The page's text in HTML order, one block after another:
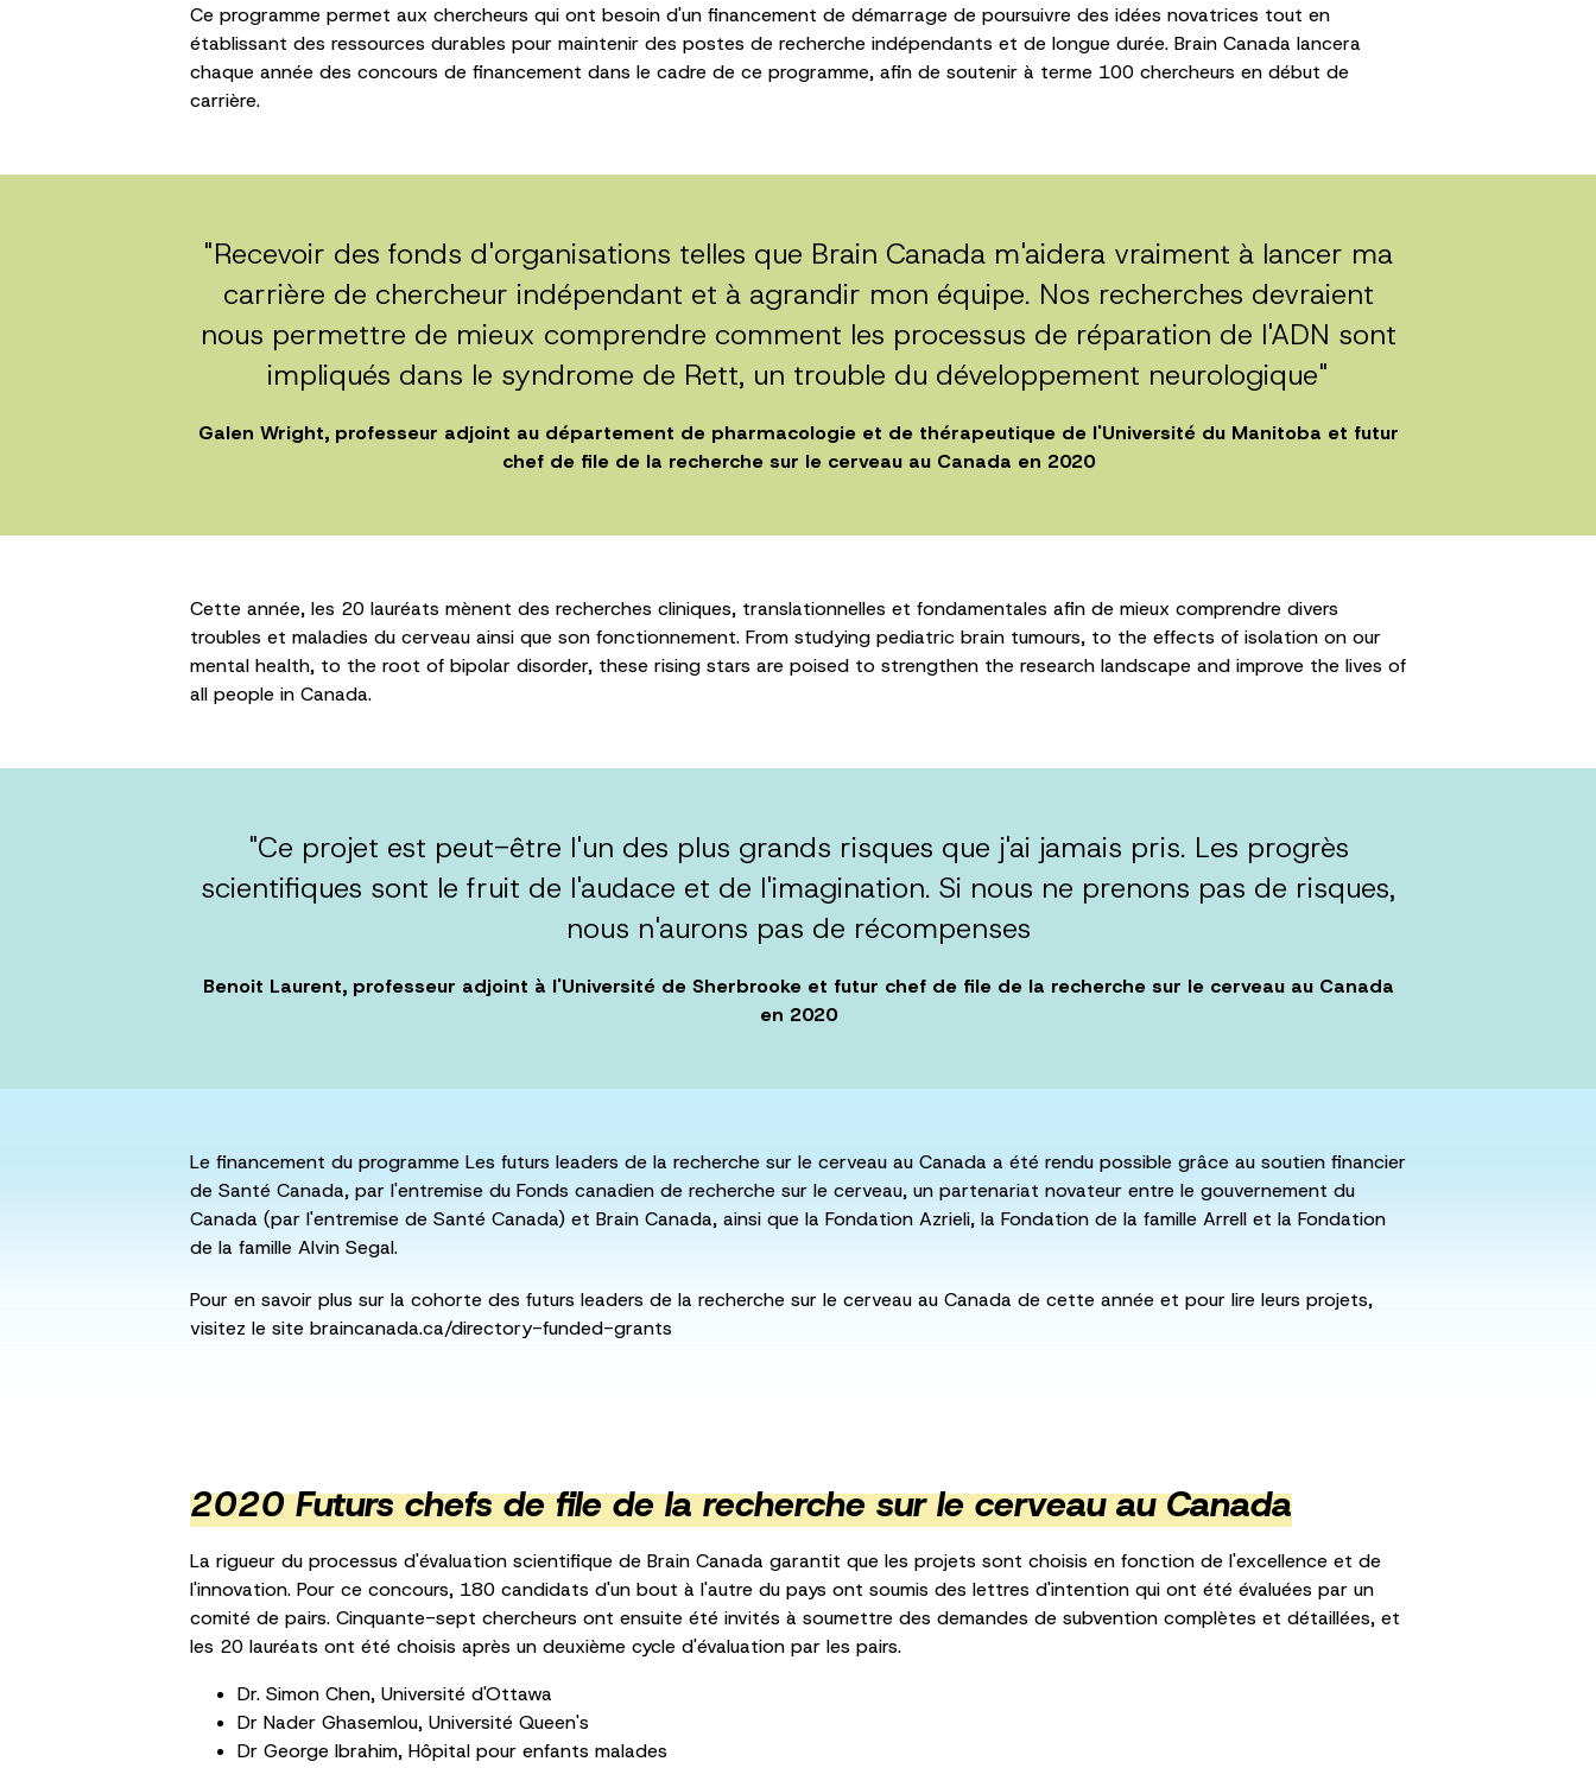
Ce programme permet aux chercheurs qui ont besoin d'un financement de démarrage de poursuivre des idées novatrices tout en
établissant des ressources durables pour maintenir des postes de recherche indépendants et de longue durée. Brain Canada lancera
chaque année des concours de financement dans le cadre de ce programme, afin de soutenir à terme 100 chercheurs en début de
carrière.
"Recevoir des fonds d'organisations telles que Brain Canada m'aidera vraiment à lancer ma
carrière de chercheur indépendant et à agrandir mon équipe. Nos recherches devraient
nous permettre de mieux comprendre comment les processus de réparation de l'ADN sont
impliqués dans le syndrome de Rett, un trouble du développement neurologique"
Galen Wright, professeur adjoint au département de pharmacologie et de thérapeutique de l'Université du Manitoba et futur
chef de file de la recherche sur le cerveau au Canada en 2020
Cette année, les 20 lauréats mènent des recherches cliniques, translationnelles et fondamentales afin de mieux comprendre divers
troubles et maladies du cerveau ainsi que son fonctionnement. From studying pediatric brain tumours, to the effects of isolation on our
mental health, to the root of bipolar disorder, these rising stars are poised to strengthen the research landscape and improve the lives of
all people in Canada.
"Ce projet est peut-être l'un des plus grands risques que j'ai jamais pris. Les progrès
scientifiques sont le fruit de l'audace et de l'imagination. Si nous ne prenons pas de risques,
nous n'aurons pas de récompenses
Benoit Laurent, professeur adjoint à l'Université de Sherbrooke et futur chef de file de la recherche sur le cerveau au Canada
en 2020
Le financement du programme Les futurs leaders de la recherche sur le cerveau au Canada a été rendu possible grâce au soutien financier
de Santé Canada, par l'entremise du Fonds canadien de recherche sur le cerveau, un partenariat novateur entre le gouvernement du
Canada (par l'entremise de Santé Canada) et Brain Canada, ainsi que la Fondation Azrieli, la Fondation de la famille Arrell et la Fondation
de la famille Alvin Segal.
Pour en savoir plus sur la cohorte des futurs leaders de la recherche sur le cerveau au Canada de cette année et pour lire leurs projets,
visitez le site braincanada.ca/directory-funded-grants
2020 Futurs chefs de file de la recherche sur le cerveau au Canada
La rigueur du processus d'évaluation scientifique de Brain Canada garantit que les projets sont choisis en fonction de l'excellence et de
l'innovation. Pour ce concours, 180 candidats d'un bout à l'autre du pays ont soumis des lettres d'intention qui ont été évaluées par un
comité de pairs. Cinquante-sept chercheurs ont ensuite été invités à soumettre des demandes de subvention complètes et détaillées, et
les 20 lauréats ont été choisis après un deuxième cycle d'évaluation par les pairs.
Dr. Simon Chen, Université d'Ottawa
Dr Nader Ghasemlou, Université Queen's
Dr George Ibrahim, Hôpital pour enfants malades